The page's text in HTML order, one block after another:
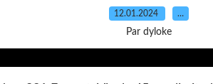
12.01.2024 …
Par dyloke